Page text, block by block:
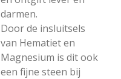
darmen.
Door de insluitsels
van Hematiet en
Magnesium is dit ook
een fijne steen bij